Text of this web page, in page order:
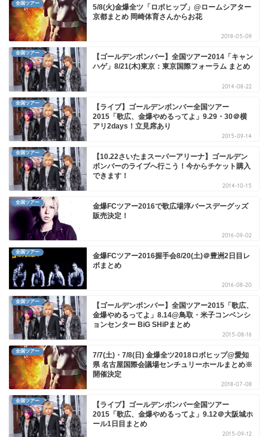
全国ツアー
5/8(火)金爆全ツ「ロボヒップ」@ロームシアター
京都まとめ 岡崎体育さんからお花
2018-05-09
全国ツアー
【ゴールデンボンバー】全国ツアー2014「キャン
ハゲ」8/21(木)東京：東京国際フォーラム まとめ
2014-08-22
全国ツアー
【ライブ】ゴールデンボンバー全国ツアー
2015「歌広、金爆やめるってよ」9.29・30＠横
アリ2days！立見席あり
2015-09-14
全国ツアー
【10.22さいたまスーパーアリーナ】ゴールデン
ボンバーのライブへ行こう！今からチケット購入
できます！
2014-10-15
全国ツアー
金爆FCツアー2016で歌広場淳バースデーグッズ
販売決定！
2016-09-02
全国ツアー
金爆FCツアー2016握手会8/20(土)＠豊洲2日目レ
ポまとめ
2016-08-20
全国ツアー
【ゴールデンボンバー】全国ツアー2015「歌広、
金爆やめるってよ」8.14@鳥取・米子コンベンシ
ョンセンター BiG SHiPまとめ
2015-08-16
全国ツアー
7/7(土)・7/8(日) 金爆全ツ2018ロボヒップ@愛知
県 名古屋国際会議場センチュリーホールまとめ※
開催決定
2018-07-08
全国ツアー
【ライブ】ゴールデンボンバー全国ツアー
2015「歌広、金爆やめるってよ」9.12＠大阪城ホ
ール1日目まとめ
2015-09-12